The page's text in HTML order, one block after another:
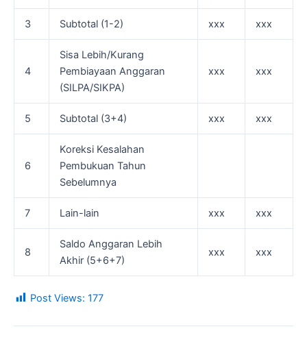
3 Subtotal (1-2) xxx xxx
4
Sisa Lebih/Kurang
Pembiayaan Anggaran
(SILPA/SIKPA)
xxx xxx
5 Subtotal (3+4) xxx xxx
6
Koreksi Kesalahan
Pembukuan Tahun
Sebelumnya
7 Lain-lain xxx xxx
8
Saldo Anggaran Lebih
Akhir (5+6+7)
xxx xxx
Post Views: 177